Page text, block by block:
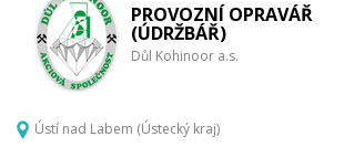
PROVOZNÍ OPRAVÁŘ
(ÚDRŽBÁŘ)
Důl Kohinoor a.s.
Ústí nad Labem (Ústecký kraj)